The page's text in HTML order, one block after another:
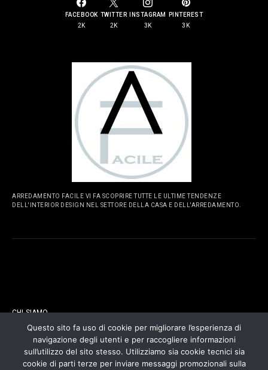
FACEBOOK
2K
TWITTER
2K
INSTAGRAM
3K
PINTEREST
3K
ARREDAMENTO FACILE VI FA SCOPRIRE TUTTE LE ULTIME TENDENZE
DELL'INTERIOR DESIGN NEL SETTORE DELLA CASA E DELL'ARREDAMENTO.
CHI SIAMO
CONTATTI
Questo sito fa uso di cookie per migliorare l’esperienza di
navigazione degli utenti e per raccogliere informazioni
sull’utilizzo del sito stesso. Utilizziamo sia cookie tecnici sia
cookie di parti terze per inviare messaggi promozionali sulla